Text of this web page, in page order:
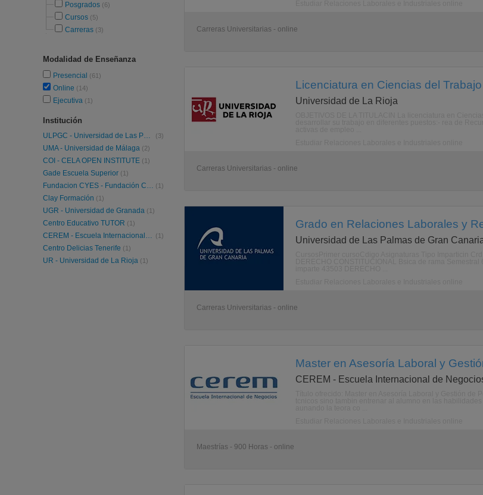
Posgrados (6)
Cursos (5)
Carreras (3)
Modalidad de Enseñanza
Presencial (61)
Online (14)
Ejecutiva (1)
Institución
ULPGC - Universidad de Las Palmas de Gran Canaria (3)
UMA - Universidad de Málaga (2)
COI - CELA OPEN INSTITUTE (1)
Gade Escuela Superior (1)
Fundacion CYES - Fundación Cultural y de Estudios Sociales (1)
Clay Formación (1)
UGR - Universidad de Granada (1)
Centro Educativo TUTOR (1)
CEREM - Escuela Internacional de Negocios (1)
Centro Delicias Tenerife (1)
UR - Universidad de La Rioja (1)
Carreras Universitarias - online
Licenciatura en Ciencias del
Universidad de La Rioja
Carreras Universitarias - online
Grado en Relaciones Laborales y
Universidad de Las Palmas de Gran
Carreras Universitarias - online
Master en Asesoría Laboral y
CEREM - Escuela Internacional de
Maestrías - 900 Horas - online